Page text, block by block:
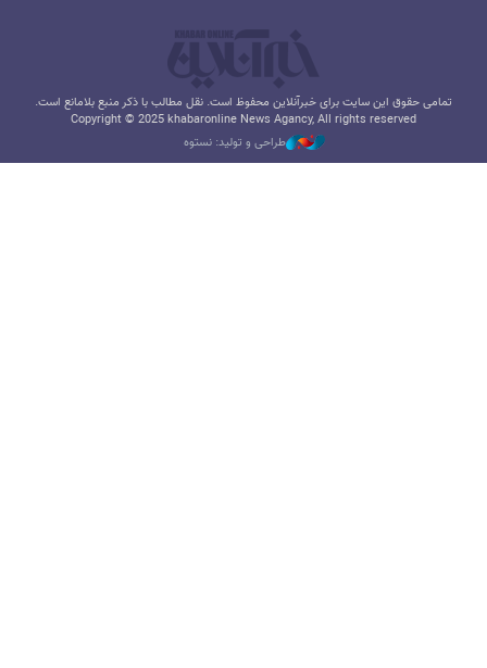
تمامی حقوق این سایت برای خبرآنلاین محفوظ است. نقل مطالب با ذکر منبع بلامانع است.
Copyright © 2025 khabaronline News Agancy, All rights reserved
طراحی و تولید: نستوه